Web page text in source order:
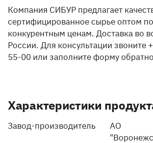
Компания СИБУР предлагает
сертифицированное сырье оптом по
конкурентным ценам. Доставка во
России. Для консультации звоните
55-00 или заполните форму
Характеристики
Завод-производитель
АО